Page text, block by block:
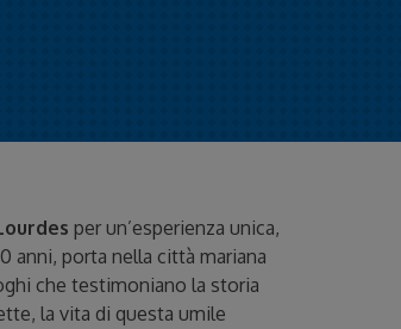
per un’esperienza unica,
anni, porta nella città mariana
che testimoniano la storia
la vita di questa umile